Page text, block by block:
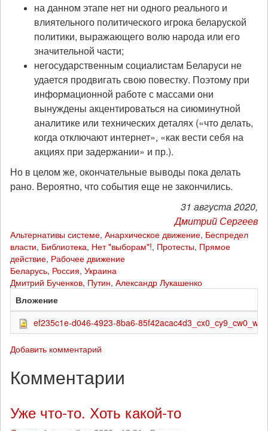
на данном этапе нет ни одного реального и
влиятельного политического игрока беларуской
политики, выражающего волю народа или его
значительной части;
негосударственным социалистам Беларуси не
удается продвигать свою повестку. Поэтому при
информационной работе с массами они
вынуждены акцентироваться на сиюминутной
аналитике или технических деталях («что делать,
когда отключают интернет», «как вести себя на
акциях при задержании» и пр.).
Но в целом же, окончательные выводы пока делать
рано. Вероятно, что события еще не закончились.
31 августа 2020,
Дмитрий Сергеев
Альтернативы системе, Анархическое движение, Беспредел
власти, Библиотека, Нет "выборам"!, Протесты, Прямое
действие, Рабочее движение
Беларусь, Россия, Украина
Дмитрий Бученков, Путин, Александр Лукашенко
Вложение
ef235c1e-d046-4923-8ba6-
Добавить комментарий
Комментарии
Уже что-то. Хоть какой-то